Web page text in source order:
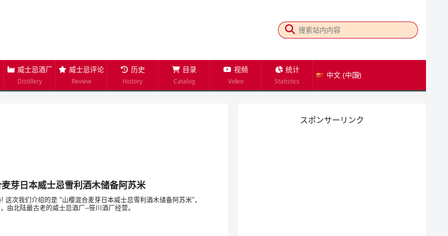
威士忌酒厂
Distillery
威士忌评论
Review
历史
History
目录
Catalog
视频
Video
统计
Statistics
中文 (中国)
芽日本威士忌雪利酒木储备阿苏米
这次我们介绍的是 "山樱混合麦芽日本威士忌雪利酒木储备阿苏米"，
由北陆最古老的威士忌酒厂--笹川酒厂经营。
スポンサーリンク